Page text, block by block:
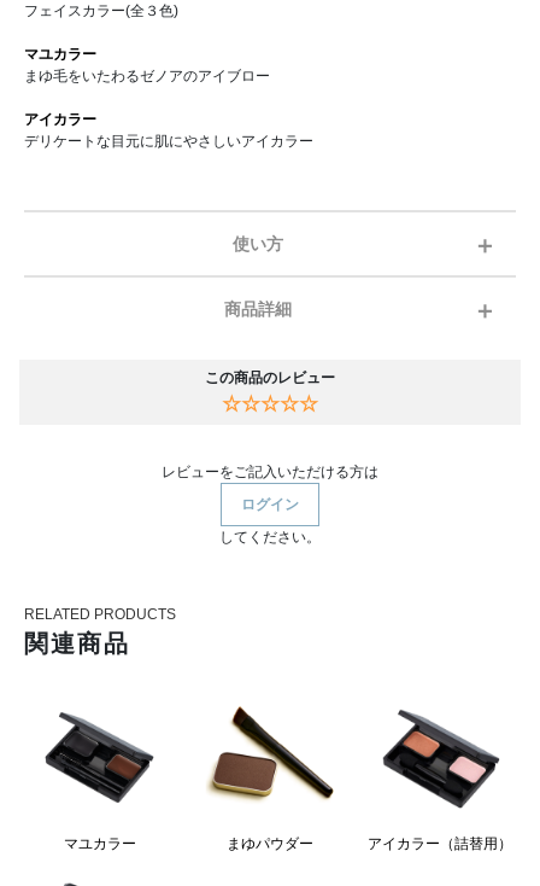
フェイスカラー(全３色)
マユカラー
まゆ毛をいたわるゼノアのアイブロー
アイカラー
デリケートな目元に肌にやさしいアイカラー
使い方
商品詳細
この商品のレビュー
☆☆☆☆☆
レビューをご記入いただける方は
ログイン
してください。
RELATED PRODUCTS
関連商品
マユカラー まゆパウダー アイカラー（詰替用）